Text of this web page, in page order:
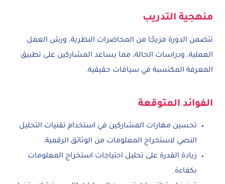
منهجية التدريب
تتضمن الدورة مزيجًا من المحاضرات النظرية، ورش العمل
العملية، ودراسات الحالة، مما يساعد المشاركين على تطبيق
المعرفة المكتسبة في سياقات حقيقية.
الفوائد المتوقعة
تحسين مهارات المشاركين في استخدام تقنيات التحليل
النصي لاستخراج المعلومات من الوثائق الرقمية.
زيادة القدرة على تحليل احتياجات استخراج المعلومات
بكفاءة.